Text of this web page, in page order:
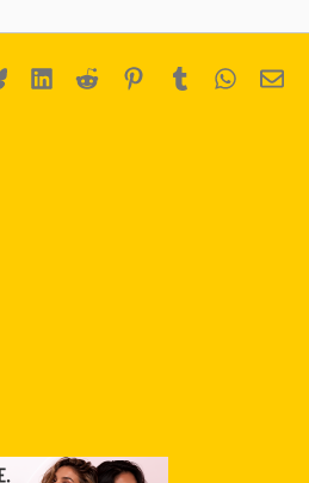
BlueskyLinkedIn
Reddit Pinterest
Tumblr